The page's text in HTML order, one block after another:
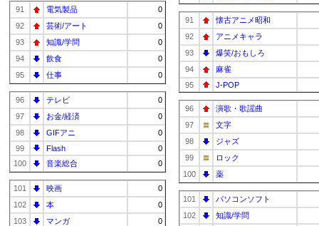
91 電気製品
0
92
芸術/アート
0
93
知識/学問
0
94
飲食
0
95
仕事 0
96 テレビ
0
97
お金/経済
0
98
GIFアニ
0
99
Flash
0
100
音楽総合 0
101 映画
0
102
本
0
103
マンガ 0
91
懐古アニメ昭和
92
アニメキャラ
93
爆笑/おもしろ
94
麻雀
95
J-POP
96
演歌・歌謡曲
97
文字
98
ジャズ
99
ロック
100
薬
101
パソコンソフト
102
知識/学問